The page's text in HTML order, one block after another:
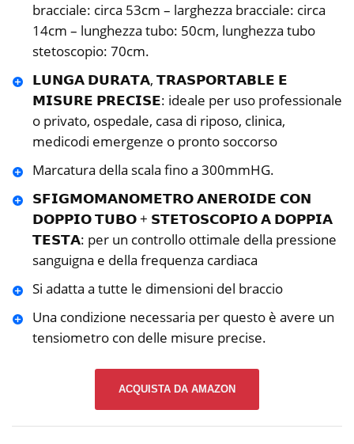
bracciale: circa 53cm – larghezza bracciale: circa
14cm – lunghezza tubo: 50cm, lunghezza tubo
stetoscopio: 70cm.
𝗟𝗨𝗡𝗚𝗔 𝗗𝗨𝗥𝗔𝗧𝗔, 𝗧𝗥𝗔𝗦𝗣𝗢𝗥𝗧𝗔𝗕𝗟𝗘 𝗘
𝗠𝗜𝗦𝗨𝗥𝗘 𝗣𝗥𝗘𝗖𝗜𝗦𝗘: ideale per uso professionale
o privato, ospedale, casa di riposo, clinica,
medicodi emergenze o pronto soccorso
Marcatura della scala fino a 300mmHG.
𝗦𝗙𝗜𝗚𝗠𝗢𝗠𝗔𝗡𝗢𝗠𝗘𝗧𝗥𝗢 𝗔𝗡𝗘𝗥𝗢𝗜𝗗𝗘 𝗖𝗢𝗡
𝗗𝗢𝗣𝗣𝗜𝗢 𝗧𝗨𝗕𝗢 + 𝗦𝗧𝗘𝗧𝗢𝗦𝗖𝗢𝗣𝗜𝗢 𝗔 𝗗𝗢𝗣𝗣𝗜𝗔
𝗧𝗘𝗦𝗧𝗔: per un controllo ottimale della pressione
sanguigna e della frequenza cardiaca
Si adatta a tutte le dimensioni del braccio
Una condizione necessaria per questo è avere un
tensiometro con delle misure precise.
ACQUISTA DA AMAZON